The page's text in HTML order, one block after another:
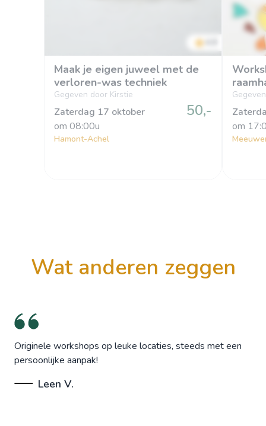
Maak je eigen juweel met de
verloren-was techniek
Gegeven door Kirstie
Zaterdag 17 oktober
om 08:00u
50,-
Hamont-Achel
om
wat anderen zeggen
Originele workshops op leuke locaties, steeds met een
persoonlijke aanpak!
Leen V.